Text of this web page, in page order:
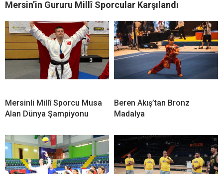
Mersin’in Gururu Millî Sporcular Karşılandı
Mersinli Millî Sporcu Musa
Alan Dünya Şampiyonu
Beren Akış’tan Bronz
Madalya